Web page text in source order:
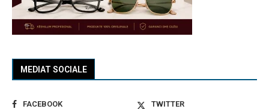
MEDIAT SOCIALE
FACEBOOK
TWITTER